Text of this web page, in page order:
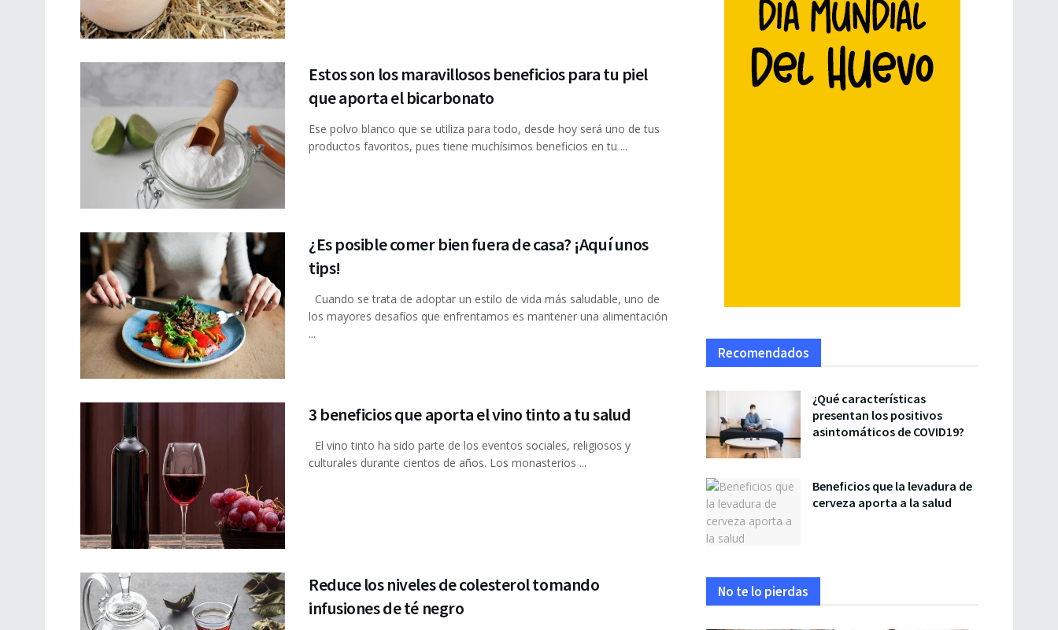
Estos son los maravillosos beneficios para tu piel
que aporta el bicarbonato
Ese polvo blanco que se utiliza para todo, desde hoy será uno de tus
productos favoritos, pues tiene muchísimos beneficios en tu ...
¿Es posible comer bien fuera de casa? ¡Aquí unos
tips!
Cuando se trata de adoptar un estilo de vida más saludable, uno de
los mayores desafíos que enfrentamos es mantener una alimentación
...
3 beneficios que aporta el vino tinto a tu salud
El vino tinto ha sido parte de los eventos sociales, religiosos y
culturales durante cientos de años. Los monasterios ...
Reduce los niveles de colesterol tomando
infusiones de té negro
Recomendados
¿Qué características
presentan los positivos
asintomáticos de COVID19?
Beneficios que la levadura de
cerveza aporta a la salud
No te lo pierdas